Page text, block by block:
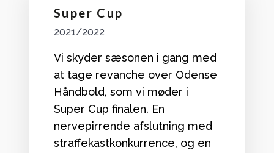
Super Cup
2021/2022
Vi skyder sæsonen i gang med
at tage revanche over Odense
Håndbold, som vi møder i
Super Cup finalen. En
nervepirrende afslutning med
straffekastkonkurrence, og en